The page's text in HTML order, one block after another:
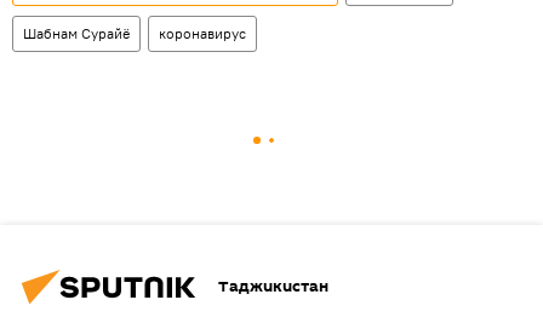
Шабнам Сурайё коронавирус
Таджикистан